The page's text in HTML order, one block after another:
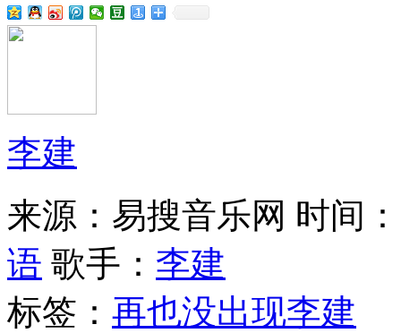
李建
来源：易搜音乐网 时间
语 歌手： 李建
标签： 再也没出现李建